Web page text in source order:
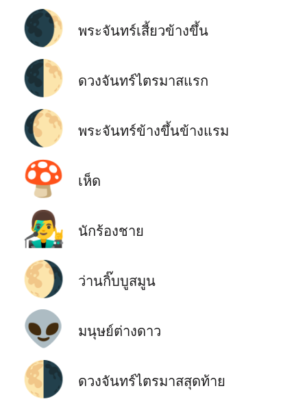
🌒 พระจันทร์เสี้ยวข้างขึ้น
🌓 ดวงจันทร์ไตรมาสแรก
🌔 พระจันทร์ข้างขึ้นข้างแรม
🍄 เห็ด
👨‍🎤 นักร้องชาย
🌖 ว่านกิ๊บบูสมูน
👽 มนุษย์ต่างดาว
🌗 ดวงจันทร์ไตรมาสสุดท้าย